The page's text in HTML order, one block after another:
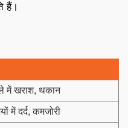
हैं।
में खराश, थकान
में दर्द, कमजोरी